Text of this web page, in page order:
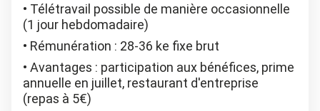
Télétravail possible de manière occasionnelle
(1 jour hebdomadaire)
Rémunération : 28-36 ke fixe brut
Avantages : participation aux bénéfices, prime
annuelle en juillet, restaurant d'entreprise
(repas à 5€)